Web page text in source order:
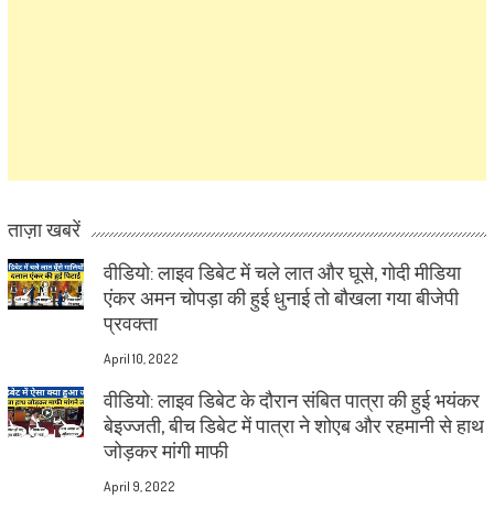
ताज़ा खबरें
वीडियो: लाइव डिबेट में चले लात और घूसे, गोदी मीडिया
एंकर अमन चोपड़ा की हुई धुनाई तो बौखला गया बीजेपी
प्रवक्ता
April 10, 2022
वीडियो: लाइव डिबेट के दौरान संबित पात्रा की हुई भयंकर
बेइज्जती, बीच डिबेट में पात्रा ने शोएब और रहमानी से हाथ
जोड़कर मांगी माफी
April 9, 2022